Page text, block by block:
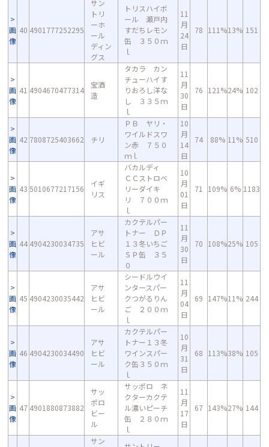
画
像
40 4901777252295
サン
トリ
ーホ
ール
ディン
グス
トリスハイボ
ール 瀬戸内
すだちレモン
缶 ３５０ｍ
ｌ
11
月
24
日
78 111%13% 151
画
像
41 4904670477314
宝酒
造
タカラ カン
チューハイす
りおろし洋な
し ３３５ｍ
ｌ
11
月
30
日
76 121%24% 102
画
像
42 7808725403662 チリ
ＰＢ ヤリ・
ワイルドスワ
ン赤 ７５０
ｍｌ
10
月
14
日
74 88% 11% 510
画
像
43 5010677217156
イギ
リス
バカルディ
ＣＣストロベ
リーダイキ
リ ７００ｍ
ｌ
10
月
01
日
71 109% 6% 1183
画
像
44 4904230034735
アサ
ヒビ
ール
カクテルパー
トナー ＤＰ
１３冬いちご
ＳＰ缶 ３５
０
11
月
30
日
70 108%25% 105
画
像
45 4904230035442
アサ
ヒビ
ール
シードルウイ
ンタースパー
クつがるりん
ご ２００ｍ
ｌ
11
月
04
日
69 147%11% 244
画
像
46 4904230034490
アサ
ヒビ
ール
カクテルパー
トナー１３冬
ワインスパー
ク缶３５０ｍ
ｌ
10
月
31
日
68 113%38% 105
画
像
47 4901880873882
サッ
ポロ
ビー
ル
サッポロ ネ
クターカクテ
ル濃いピーチ
缶 ２８０ｍ
ｌ
11
月
17
日
67 143%27% 144
サン